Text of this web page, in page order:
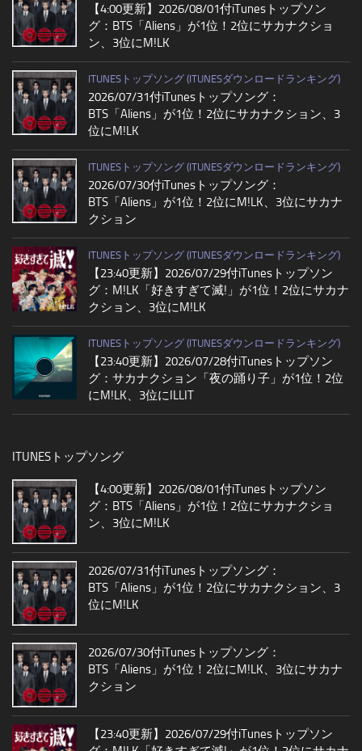
【4:00更新】2026/08/01付iTunesトップソン
グ：BTS「Aliens」が1位！2位にサカナクショ
ン、3位にM!LK
ITUNESトップソング (ITUNESダウンロードランキング)
2026/07/31付iTunesトップソング：
BTS「Aliens」が1位！2位にサカナクション、3
位にM!LK
ITUNESトップソング (ITUNESダウンロードランキング)
2026/07/30付iTunesトップソング：
BTS「Aliens」が1位！2位にM!LK、3位にサカナ
クション
ITUNESトップソング (ITUNESダウンロードランキング)
【23:40更新】2026/07/29付iTunesトップソン
グ：M!LK「好きすぎて滅!」が1位！2位にサカナ
クション、3位にM!LK
ITUNESトップソング (ITUNESダウンロードランキング)
【23:40更新】2026/07/28付iTunesトップソン
グ：サカナクション「夜の踊り子」が1位！2位
にM!LK、3位にILLIT
ITUNESトップソング
【4:00更新】2026/08/01付iTunesトップソン
グ：BTS「Aliens」が1位！2位にサカナクショ
ン、3位にM!LK
2026/07/31付iTunesトップソング：
BTS「Aliens」が1位！2位にサカナクション、3
位にM!LK
2026/07/30付iTunesトップソング：
BTS「Aliens」が1位！2位にM!LK、3位にサカナ
クション
【23:40更新】2026/07/29付iTunesトップソン